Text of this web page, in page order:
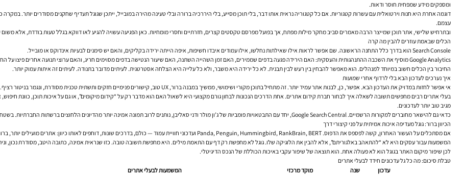
ומספקים מידע שמפחית חוסר ודאות.
דוגמה אחרת היא חנות וירטואלית עם עשרות קטגוריות. אם כל קטגוריה נראית אותו דבר, בלי תוכן מסייע, בלי היררכיה ברורה ובלי טעינה מהירה במובייל, ייתכן שגוגל תעדיף שחקנים מסודרים יותר. במקרה
עצמם.
ובתרחיש שלישי, אתר תוכן שמייצר הרבה מאמרים סביב מחקר מילות מפתח, אך בפועל מפרסם טקסטים קצרים, חזרתיים וחסרי מומחיות. כאן הפגיעה עשויה להגיע לאו דווקא בגלל טעות בודדת, אלא
הכלים שבאמת עוזרים להבין מה קרה
Search Console הוא בדרך כלל התחנה הראשונה. שם אפשר לראות אילו שאילתות נחלשו, אילו עמודים איבדו חשיפות, איפה הייתה ירידה בקליקים, והאם יש סימנים לבעיות אינדוקס או מובייל.
Google Analytics מוסיף את השכבה ההתנהגותית והעסקית: האם הירידה פגעה בדפים שממירים, האם זמן השהייה השתנה, האם שיעור הנטישה בדפים מסוימים חריג, והאם ערוצי תנועה אחרים פיצו על החולשה האורגנית.
החיבור בין הכלים חשוב במיוחד למנהלים. הוא מאפשר להבחין בין רעש לבין תבנית. לא כל ירידה היא משבר, ולא כל עלייה היא הצלחה אסטרטגית. לעיתים מדובר בתנודה. לעיתים זה איתות עמוק יותר.
איך נערכים לעדכון הבא בלי לרדוף אחרי שמועות
אי אפשר לחזות במדויק את העדכון הבא. אפשר, כן, לבנות אתר עמיד יותר. זה מתחיל בתוכן מקורי ושימושי, ממשיך במבנה ברור, UX טוב, קישורים פנימיים חזקים ותשתית טכנית מסודרת, ונגמר בניטור רציף.
בעלי אתרים רבים מחפשים תשובה לשאלה איך לבחור חברת קידום אתרים
מגיב טוב יותר לעדכונים.
כדאי גם להישאר מחוברים למקורות הרשמיים. Google Search Central, יחד עם התבטאויות פומביות של ג’ון מולר ודני סאליבן, נותנים לרוב תמונה אמינה יותר מהדיונים הלחוצים ברשתות החברתיות. בשטח, הנתונים של האתר שלכם תמיד חשובים יותר מהיסטריה קולקטיבית.
הכיוון ברור: גוגל מעדיפה איכות אמיתית על פני קיצורי דרך
אם מסתכלים על העשור האחרון, קשה לפספס את הדפוס. Panda, Penguin, Hummingbird, RankBrain, BERT ועדכוני חוויית עמוד — כולם, בדרכים שונות, דוחפים לאותו כיוון: אתרים מועילים יותר, ברורים יותר, אמינים יותר ונוחים יותר.
המשמעות עבור עסקים היא לא “להתאהב באלגוריתם”, אלא להבין את הלוגיקה שלו. גוגל לא מחפשת רק דף עם התאמת מילים. היא מחפשת תשובה טובה. כזו שנראית אמינה, כתובה היטב, מסודרת נכון,
לכן שיפור מיקום האתר בגוגל הוא לא פעולה אחת. הוא תוצאה של שיפור עקבי באיכות הכוללת של הנכס הדיגיטלי.
טבלת סיכום: מה כל גל עדכונים חידד לבעלי אתרים
עדכון
שנה מוקד מרכזי
המשמעות לבעלי אתרים